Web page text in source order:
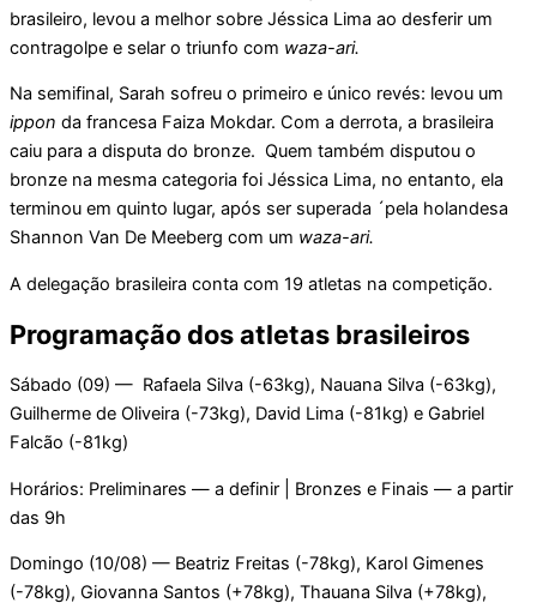
brasileiro, levou a melhor sobre Jéssica Lima ao desferir um
contragolpe e selar o triunfo com waza-ari.
Na semifinal, Sarah sofreu o primeiro e único revés: levou um
ippon da francesa Faiza Mokdar. Com a derrota, a brasileira
caiu para a disputa do bronze. Quem também disputou o
bronze na mesma categoria foi Jéssica Lima, no entanto, ela
terminou em quinto lugar, após ser superada ´pela holandesa
Shannon Van De Meeberg com um waza-ari.
A delegação brasileira conta com 19 atletas na competição.
Programação dos atletas brasileiros
Sábado (09) — Rafaela Silva (-63kg), Nauana Silva (-63kg),
Guilherme de Oliveira (-73kg), David Lima (-81kg) e Gabriel
Falcão (-81kg)
Horários: Preliminares — a definir | Bronzes e Finais — a partir
das 9h
Domingo (10/08) — Beatriz Freitas (-78kg), Karol Gimenes
(-78kg), Giovanna Santos (+78kg), Thauana Silva (+78kg),